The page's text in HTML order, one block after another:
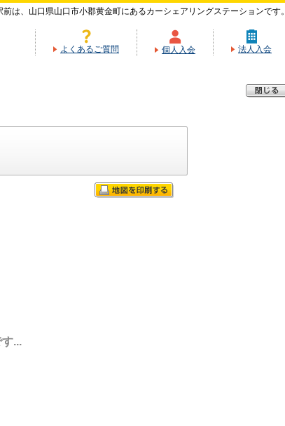
前は、山口県山口市小郡黄金町にあるカーシェアリングステーションです。
よくあるご質問 個人入会 法人入会
...